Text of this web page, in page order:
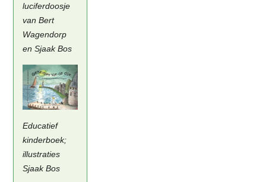
luciferdoosje
van Bert
Wagendorp
en Sjaak Bos
Educatief
kinderboek;
illustraties
Sjaak Bos